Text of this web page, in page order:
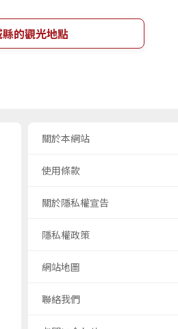
的觀光地點
關於本網站
使用條款
關於隱私權宣告
隱私權政策
網站地圖
聯絡我們